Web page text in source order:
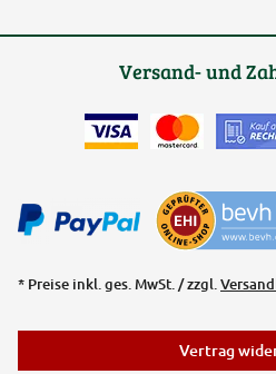
Versand- und
* Preise inkl. ges. MwSt. / zzgl.
Vertrag